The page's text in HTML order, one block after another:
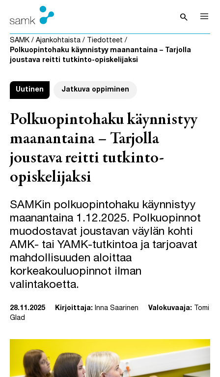
Siirry sisältöön
searchAvaa haku
SAMK / Ajankohtaista / Tiedotteet /
Polkuopintohaku käynnistyy maanantaina – Tarjolla
joustava reitti tutkinto-opiskelijaksi
Uutinen Jatkuva oppiminen
Polkuopintohaku käynnistyy
maanantaina – Tarjolla
joustava reitti tutkinto-
opiskelijaksi
SAMKin polkuopintohaku käynnistyy
maanantaina 1.12.2025. Polkuopinnot
muodostavat joustavan väylän kohti
AMK- tai YAMK-tutkintoa ja tarjoavat
mahdollisuuden aloittaa
korkeakouluopinnot ilman
valintakoetta.
28.11.2025 Kirjoittaja: Inna Saarinen Valokuvaaja: Tomi
Glad